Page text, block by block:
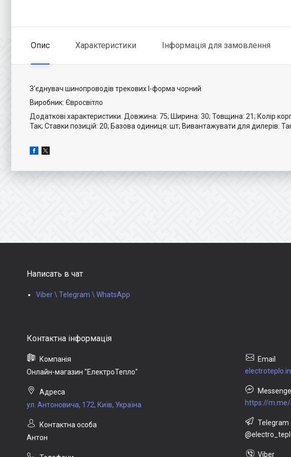
Опис Характеристики Інформація для замовлення
З'єднувач шинопроводів трекових I-форма чорний
Виробник: Євросвітло
Додаткові характеристики. Довжина: 75; Ширина: 30; Товщина: 21; Колір
Так; Ставки позицій: 20; Базова одиниця: шт; Вивантажувати для дилерів:
Написать в чат
Viber \ Telegram \ WhatsApp
Онлайн-магазин "ЕлектроТепло"
ул. Антоновича, 172, Київ, Україна
Антон
https://